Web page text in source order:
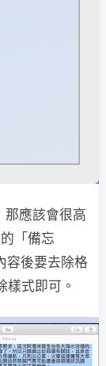
應該會很高
「備忘
容後要去除格
式即可。